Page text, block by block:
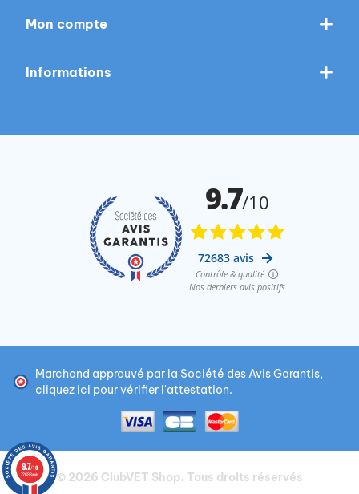
Mon compte
Informations
Marchand approuvé par la Société des Avis Garantis,
cliquez ici pour vérifier l'attestation.
© 2026 ClubVET Shop. Tous droits réservés
9.7/10
72683 avis